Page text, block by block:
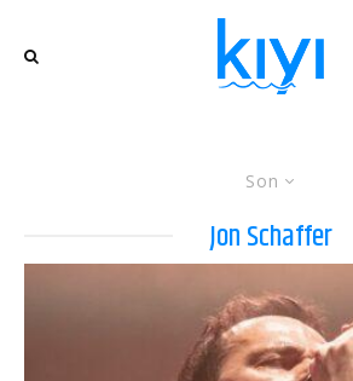
Son
Jon Schaffer